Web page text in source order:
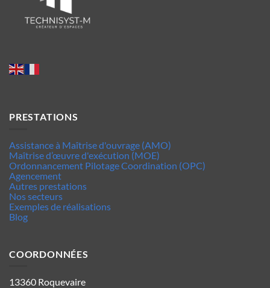
PRESTATIONS
Assistance à Maîtrise d'ouvrage (AMO)
Maîtrise d’œuvre d'exécution (MOE)
Ordonnancement Pilotage Coordination (OPC)
Agencement
Autres prestations
Nos secteurs
Exemples de réalisations
Blog
COORDONNÉES
13360 Roquevaire